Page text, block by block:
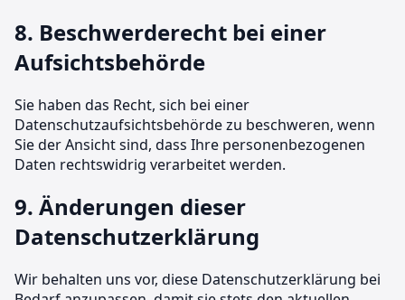
8. Beschwerderecht bei einer
Aufsichtsbehörde
Sie haben das Recht, sich bei einer
Datenschutzaufsichtsbehörde zu beschweren, wenn
Sie der Ansicht sind, dass Ihre personenbezogenen
Daten rechtswidrig verarbeitet werden.
9. Änderungen dieser
Datenschutzerklärung
Wir behalten uns vor, diese Datenschutzerklärung bei